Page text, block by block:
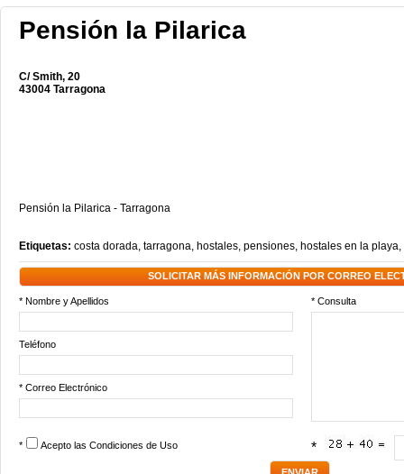
Pensión la Pilarica
C/ Smith, 20
43004 Tarragona
Pensión la Pilarica - Tarragona
Etiquetas: costa dorada, tarragona, hostales, pensiones, hostales en la playa,
SOLICITAR MÁS INFORMACIÓN POR CORREO
* Nombre y Apellidos * Consulta
Teléfono
* Correo Electrónico
* Acepto las Condiciones de Uso *